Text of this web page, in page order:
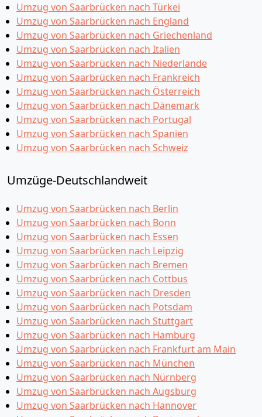
Umzug von Saarbrücken nach Türkei
Umzug von Saarbrücken nach England
Umzug von Saarbrücken nach Griechenland
Umzug von Saarbrücken nach Italien
Umzug von Saarbrücken nach Niederlande
Umzug von Saarbrücken nach Frankreich
Umzug von Saarbrücken nach Österreich
Umzug von Saarbrücken nach Dänemark
Umzug von Saarbrücken nach Portugal
Umzug von Saarbrücken nach Spanien
Umzug von Saarbrücken nach Schweiz
Umzüge-Deutschlandweit
Umzug von Saarbrücken nach Berlin
Umzug von Saarbrücken nach Bonn
Umzug von Saarbrücken nach Essen
Umzug von Saarbrücken nach Leipzig
Umzug von Saarbrücken nach Bremen
Umzug von Saarbrücken nach Cottbus
Umzug von Saarbrücken nach Dresden
Umzug von Saarbrücken nach Potsdam
Umzug von Saarbrücken nach Stuttgart
Umzug von Saarbrücken nach Hamburg
Umzug von Saarbrücken nach Frankfurt am Main
Umzug von Saarbrücken nach München
Umzug von Saarbrücken nach Nürnberg
Umzug von Saarbrücken nach Augsburg
Umzug von Saarbrücken nach Hannover